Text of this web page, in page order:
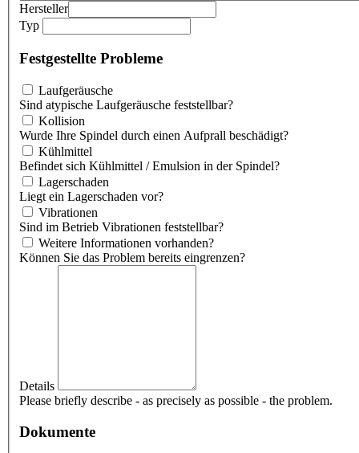
Hersteller
Typ
Festgestellte Probleme
Laufgeräusche
Sind atypische Laufgeräusche feststellbar?
Kollision
Wurde Ihre Spindel durch einen Aufprall beschädigt?
Kühlmittel
Befindet sich Kühlmittel / Emulsion in der Spindel?
Lagerschaden
Liegt ein Lagerschaden vor?
Vibrationen
Sind im Betrieb Vibrationen feststellbar?
Weitere Informationen vorhanden?
Können Sie das Problem bereits eingrenzen?
Details
Please briefly describe - as precisely as possible - the problem.
Dokumente